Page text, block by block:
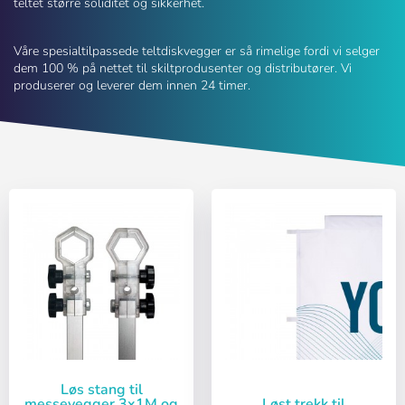
Våre spesialtilpassede teltdiskvegger er så rimelige fordi vi selger
dem 100 % på nettet til skiltprodusenter og distributører. Vi
produserer og leverer dem innen 24 timer.
Løs stang til